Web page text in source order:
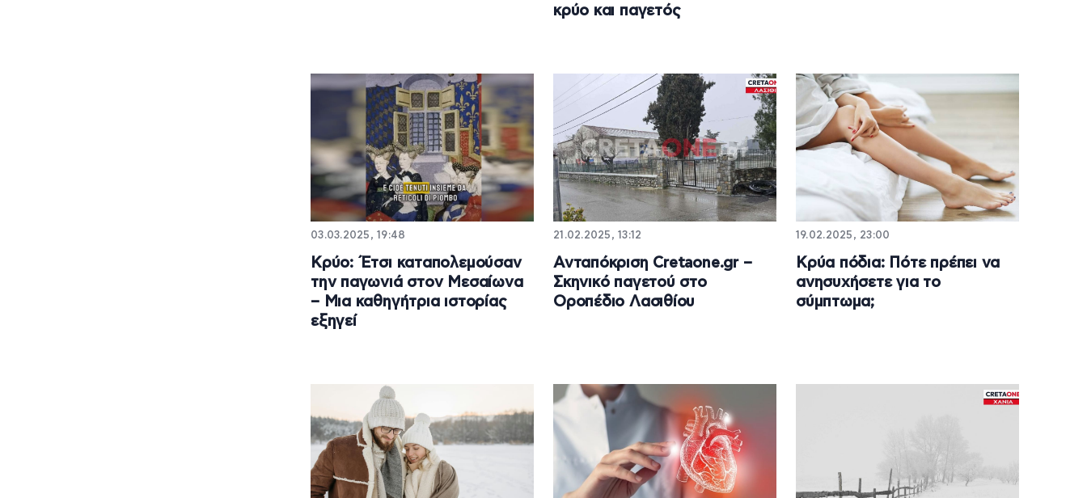
κρύο και παγετός
03.03.2025, 19:48
Κρύο: Έτσι καταπολεμούσαν
την παγωνιά στον Μεσαίωνα
– Μια καθηγήτρια ιστορίας
εξηγεί
21.02.2025, 13:12
Ανταπόκριση Cretaone.gr –
Σκηνικό παγετού στο
Οροπέδιο Λασιθίου
19.02.2025, 23:00
Κρύα πόδια: Πότε πρέπει να
ανησυχήσετε για το
σύμπτωμα;